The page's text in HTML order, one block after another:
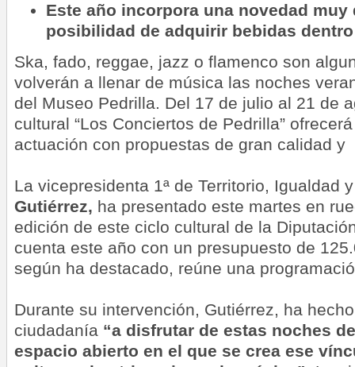
Este año incorpora una novedad muy
posibilidad de adquirir bebidas
Ska, fado, reggae, jazz o flamenco son
volverán a llenar de música las noches
del Museo Pedrilla. Del 17 de julio al 21 de
cultural “Los Conciertos de Pedrilla”
actuación con propuestas de gran calidad y
La vicepresidenta 1ª de Territorio, Igualdad
Gutiérrez, ha presentado este martes en
edición de este ciclo cultural de la
cuenta este año con un presupuesto de
según ha destacado, reúne una
Durante su intervención, Gutiérrez, ha
ciudadanía “a disfrutar de estas noches
espacio abierto en el que se crea ese